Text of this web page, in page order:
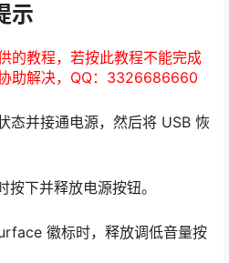
示
的教程，若按此教程不能完成
助解决，QQ：3326686660
态并接通电源，然后将 USB 恢
下并释放电源按钮。
徽标时，释放调低音量按